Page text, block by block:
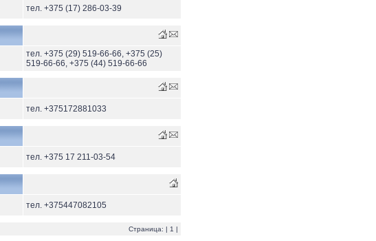
тел. +375 (17) 286-03-39
тел. +375 (29) 519-66-66, +375 (25)
519-66-66, +375 (44) 519-66-66
тел. +375172881033
тел. +375 17 211-03-54
тел. +375447082105
Страница: | 1 |